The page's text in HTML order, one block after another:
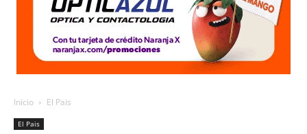
Inicio El Pais
El Pais